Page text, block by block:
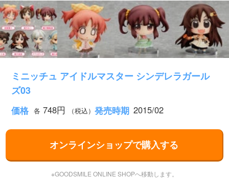
ミニッチュ アイドルマスター シンデレラガール
ズ03
価格 各 748円 （税込） 発売時期 2015/02
オンラインショップで購入する
※GOODSMILE ONLINE SHOPへ移動します。